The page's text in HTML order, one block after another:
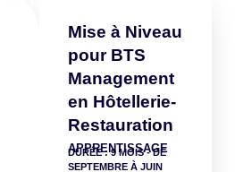
Mise à Niveau
pour BTS
Management
en Hôtellerie-
Restauration
APPRENTISSAGE
DURÉE : 9 MOIS - DE
SEPTEMBRE À JUIN